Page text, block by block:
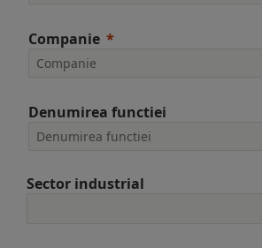
Companie
Denumirea functiei
Sector industrial